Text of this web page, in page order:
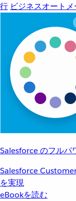
行 ビジネスオート
Salesforce のフルパ
Salesforce
を実現
eBookを読む